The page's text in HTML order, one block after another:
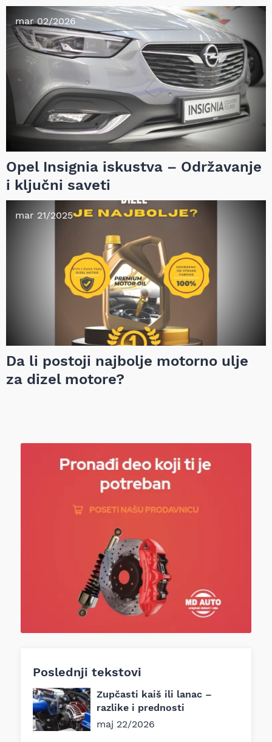
mar 02/2026
Opel Insignia iskustva – Održavanje
i ključni saveti
mar 21/2025
Da li postoji najbolje motorno ulje
za dizel motore?
Poslednji tekstovi
Zupčasti kaiš ili lanac –
razlike i prednosti
maj 22/2026